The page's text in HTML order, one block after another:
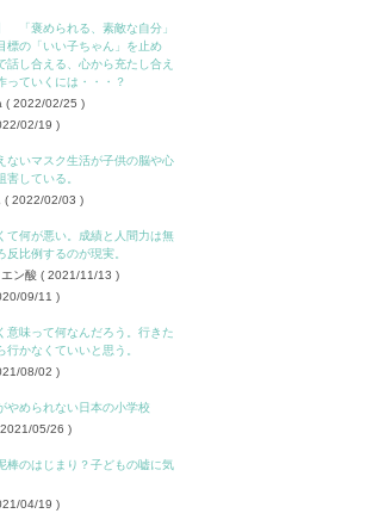
「褒められる、素敵な自分」
標の「いい子ちゃん」を止め
話し合える、心から充たし合え
っていくには・・・？
( 2022/02/25 )
02/19 )
ないマスク生活が子供の脳や心
害している。
( 2022/02/03 )
て何が悪い。成績と人間力は無
反比例するのが現実。
ン酸 ( 2021/11/13 )
09/11 )
意味って何なんだろう。行きた
行かなくていいと思う。
08/02 )
やめられない日本の小学校
05/26 )
棒のはじまり？子どもの嘘に気
04/19 )